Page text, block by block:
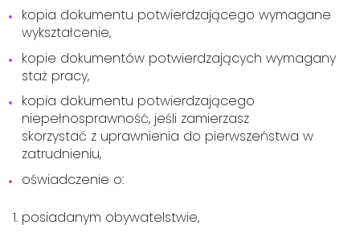
kopia dokumentu potwierdzającego wymagane
wykształcenie,
kopie dokumentów potwierdzających wymagany
staż pracy,
kopia dokumentu potwierdzającego
niepełnosprawność, jeśli zamierzasz
skorzystać z uprawnienia do pierwszeństwa w
zatrudnieniu,
oświadczenie o:
posiadanym obywatelstwie,